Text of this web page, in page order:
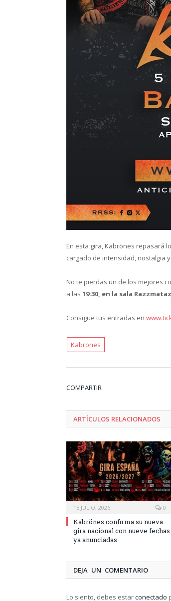
En esta gira, Kabrönes repasará
cargado de intensidad, nostalgia
No te pierdas un de los mejores
a las 19:30, en la sala
Consigue tus entradas en
Kabrönes
COMPARTIR
ARTÍCULOS RELACIONADOS
15 JULIO, 2026 0
Kabrönes confirma su nueva
gira nacional con nueve fechas
ya anunciadas
DEJA UN COMENTARIO
Lo siento, debes estarconectado